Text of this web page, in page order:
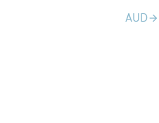
AUDarrow_forward